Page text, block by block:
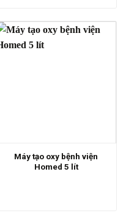
Máy tạo oxy bệnh viện
Homed 5 lít